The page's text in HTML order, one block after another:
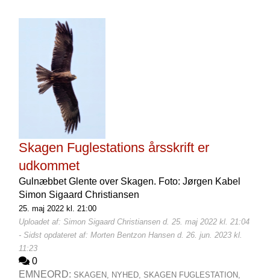
Skagen Fuglestations årsskrift er
udkommet
Gulnæbbet Glente over Skagen. Foto: Jørgen Kabel
Simon Sigaard Christiansen
25. maj 2022 kl. 21:00
Uploadet af: Simon Sigaard Christiansen d. 25. maj 2022 kl. 21:04
- Sidst opdateret af: Morten Bentzon Hansen d. 26. jun. 2023 kl.
11:23
0
EMNEORD: SKAGEN, NYHED, SKAGEN FUGLESTATION,